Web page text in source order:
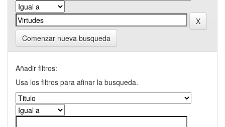
Comenzar nueva busqueda
Añadir filtros:
Usa los filtros para afinar la busqueda.